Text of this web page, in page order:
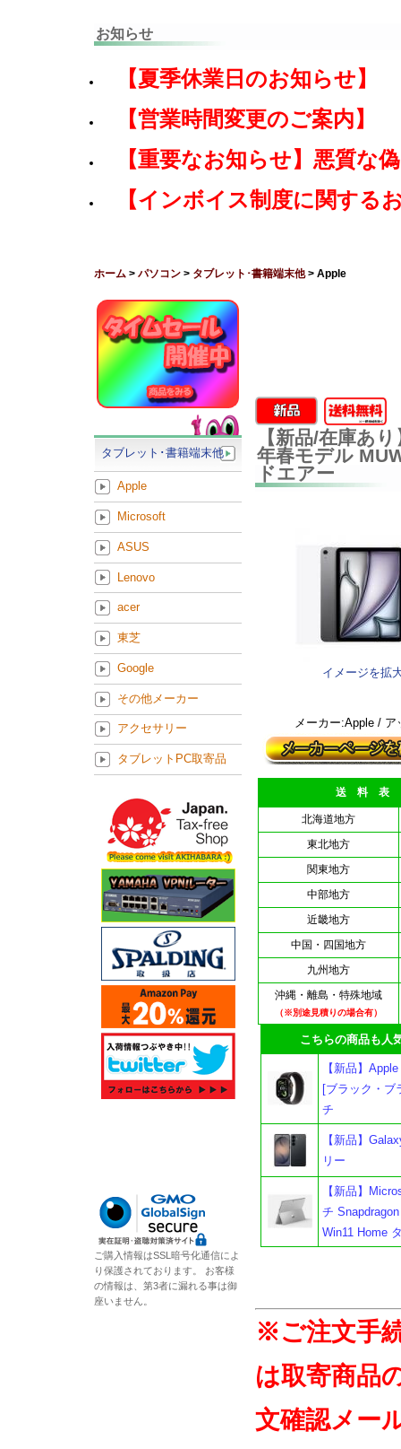
お知らせ
【夏季休業日のお知らせ】
【営業時間変更のご案内】
【重要なお知らせ】悪質な
【インボイス制度に関する
ホーム > パソコン > タブレット･書籍端末他> Apple
【新品/在庫あ
年春モデル
ドエアー
イメージを拡
メーカー:Apple / ア
送 料 表
北海道地方
東北地方
関東地方
中部地方
近畿地方
中国・四国地方
九州地方
沖縄・離島・特殊地域
（※別途見積りの場合有）
こちらの商品も人気
【新品】
[ブラック・ブ
チ
【新品】
リー
【新品】
チ
Win11 Home
※ご注文手
は取寄商品
文確認メー
タブレット･書籍端末他
Apple
Microsoft
ASUS
Lenovo
acer
東芝
Google
その他メーカー
アクセサリー
タブレットPC取寄品
ご購入情報はSSL暗号化通信によ
り保護されております。 お客様
の情報は、第3者に漏れる事は御
座いません。